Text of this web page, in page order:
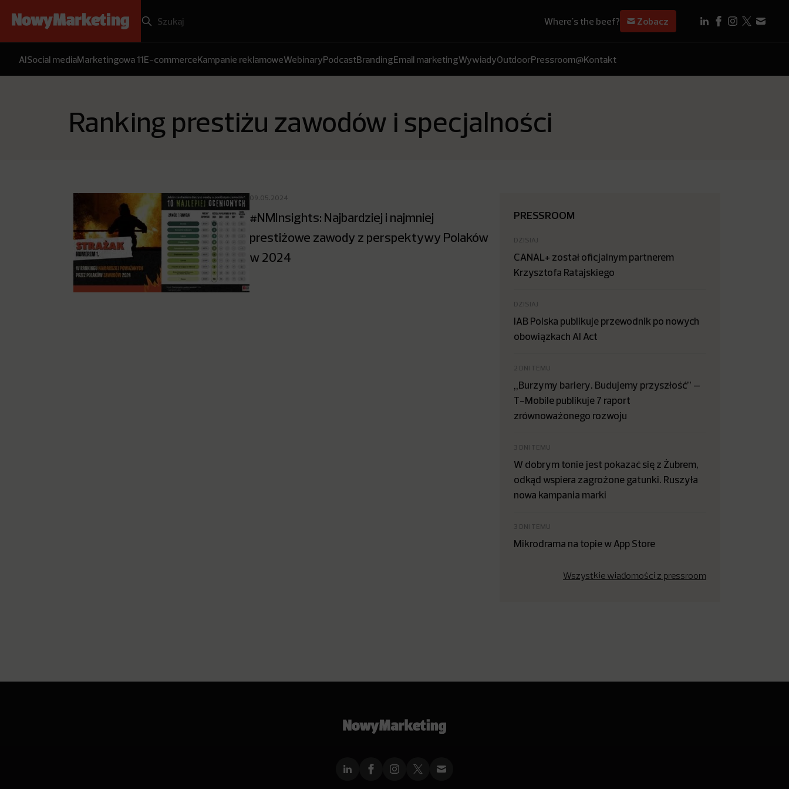
Where's the beef? Zobacz
AISocial mediaMarketingowa 11E-commerceKampanie reklamoweWebinaryPodcastBrandingEmail marketingWywiadyOutdoorPressroom@Kontakt
Ranking prestiżu zawodów i specjalności
09.05.2024
#NMInsights: Najbardziej i najmniej
prestiżowe zawody z perspektywy Polaków
w 2024
PRESSROOM
DZISIAJ
CANAL+ został oficjalnym partnerem
Krzysztofa Ratajskiego
DZISIAJ
IAB Polska publikuje przewodnik po nowych
obowiązkach AI Act
2 DNI TEMU
„Burzymy bariery. Budujemy przyszłość” –
T-Mobile publikuje 7 raport
zrównoważonego rozwoju
3 DNI TEMU
W dobrym tonie jest pokazać się z Żubrem,
odkąd wspiera zagrożone gatunki. Ruszyła
nowa kampania marki
3 DNI TEMU
Mikrodrama na topie w App Store
Wszystkie wiadomości z pressroom